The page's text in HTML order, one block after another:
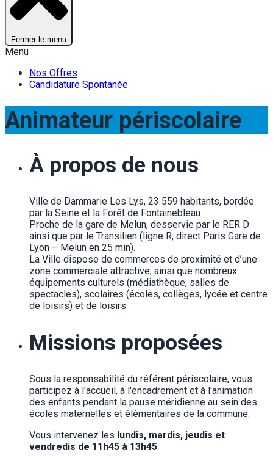
Fermer le menu
Menu
Nos Offres
Candidature Spontanée
Animateur périscolaire
À propos de nous
Ville de Dammarie Les Lys, 23 559 habitants, bordée
par la Seine et la Forêt de Fontainebleau.
Proche de la gare de Melun, desservie par le RER D
ainsi que par le Transilien (ligne R, direct Paris Gare de
Lyon – Melun en 25 min).
La Ville dispose de commerces de proximité et d’une
zone commerciale attractive, ainsi que nombreux
équipements culturels (médiathèque, salles de
spectacles), scolaires (écoles, collèges, lycée et centre
de loisirs) et de loisirs
Missions proposées
Sous la responsabilité du référent périscolaire, vous
participez à l'accueil, à l'encadrement et à l'animation
des enfants pendant la pause méridienne au sein des
écoles maternelles et élémentaires de la commune.
Vous intervenez les lundis, mardis, jeudis et
vendredis de 11h45 à 13h45.